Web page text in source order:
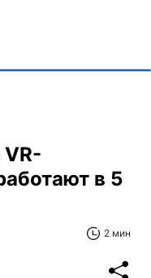
в 5
2 мин